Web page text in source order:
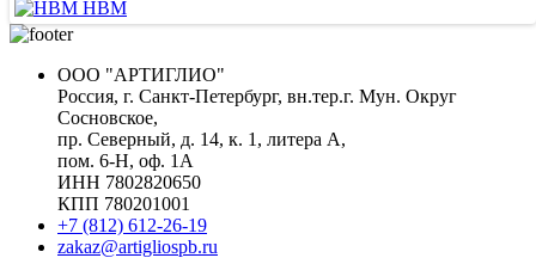
HBM
ООО "АРТИГЛИО"
Россия, г. Санкт-Петербург, вн.тер.г. Мун. Округ
Сосновское,
пр. Северный, д. 14, к. 1, литера А,
пом. 6-Н, оф. 1А
ИНН 7802820650
КПП 780201001
+7 (812) 612-26-19
zakaz@artigliospb.ru